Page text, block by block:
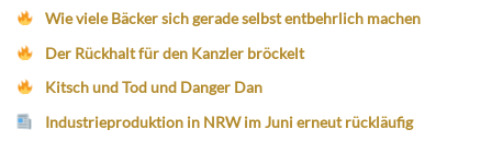
Wie viele Bäcker sich gerade selbst entbehrlich machen
Der Rückhalt für den Kanzler bröckelt
Kitsch und Tod und Danger Dan
Industrieproduktion in NRW im Juni erneut rückläufig